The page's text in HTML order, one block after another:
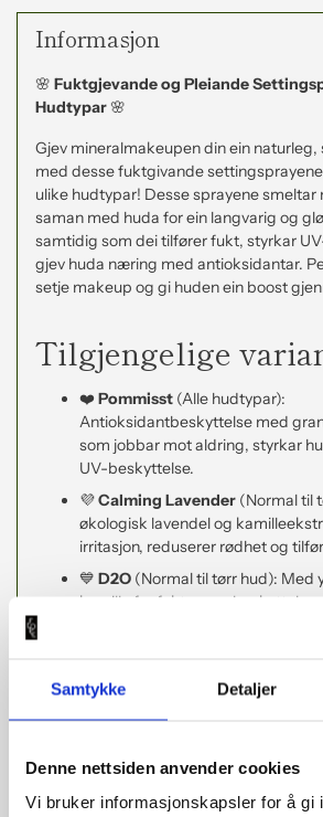
Samtykke Detaljer
Denne nettsiden anvender cookies
Vi bruker informasjonskapsler for å gi
til
produkt
handlekorga
Informasjon
🌸 Fuktgjevande og Pleiande
Hudtypar 🌸
Gjev mineralmakeupen din ein naturleg,
med desse fuktgivande
ulike hudtypar! Desse sprayene
saman med huda for ein langvarig og
samtidig som dei tilfører fukt, styrkar
gjev huda næring med antioksidantar.
setje makeup og gi huden ein boost
Tilgjengelige
❤️Pommisst (Alle hudtypar):
Antioksidantbeskyttelse med
som jobbar mot aldring, styrkar
UV-beskyttelse.
💜Calming Lavender (Normal til
økologisk lavendel og
irritasjon, reduserer rødhet og
💙 D2O (Normal til tørr hud): Med
kamille for fukt, ro og beskyttelse
og grønn te-ekstrakt som
oljeproduksjonen, roar ned og
plass.
Fordelar: